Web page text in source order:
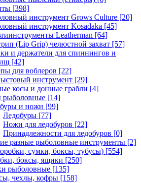
[398]
инструмент Grows Culture [20]
инструмент Kosadaka [45]
Leatherman [64]
(Lip Grip) челюстной захват [57]
и держатели для спиннингов и
[42]
для воблеров [22]
инструмент [29]
косы и донные грабли [4]
рыболовные [14]
и ножи [99]
Ледобуры [77]
Ножи для ледобуров [22]
Принадлежности для ледобуров [0]
разные рыболовные инструменты [2]
сумки, боксы, тубусы) [554]
боксы, ящики [250]
рыболовные [135]
чехлы, кофры [158]